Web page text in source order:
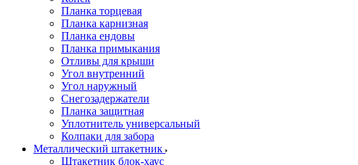
Планка торцевая
Планка карнизная
Планка ендовы
Планка примыкания
Отливы для крыши
Угол внутренний
Угол наружный
Снегозадержатели
Планка защитная
Уплотнитель универсальный
Колпаки для забора
Металлический штакетник
Штакетник блок-хаус